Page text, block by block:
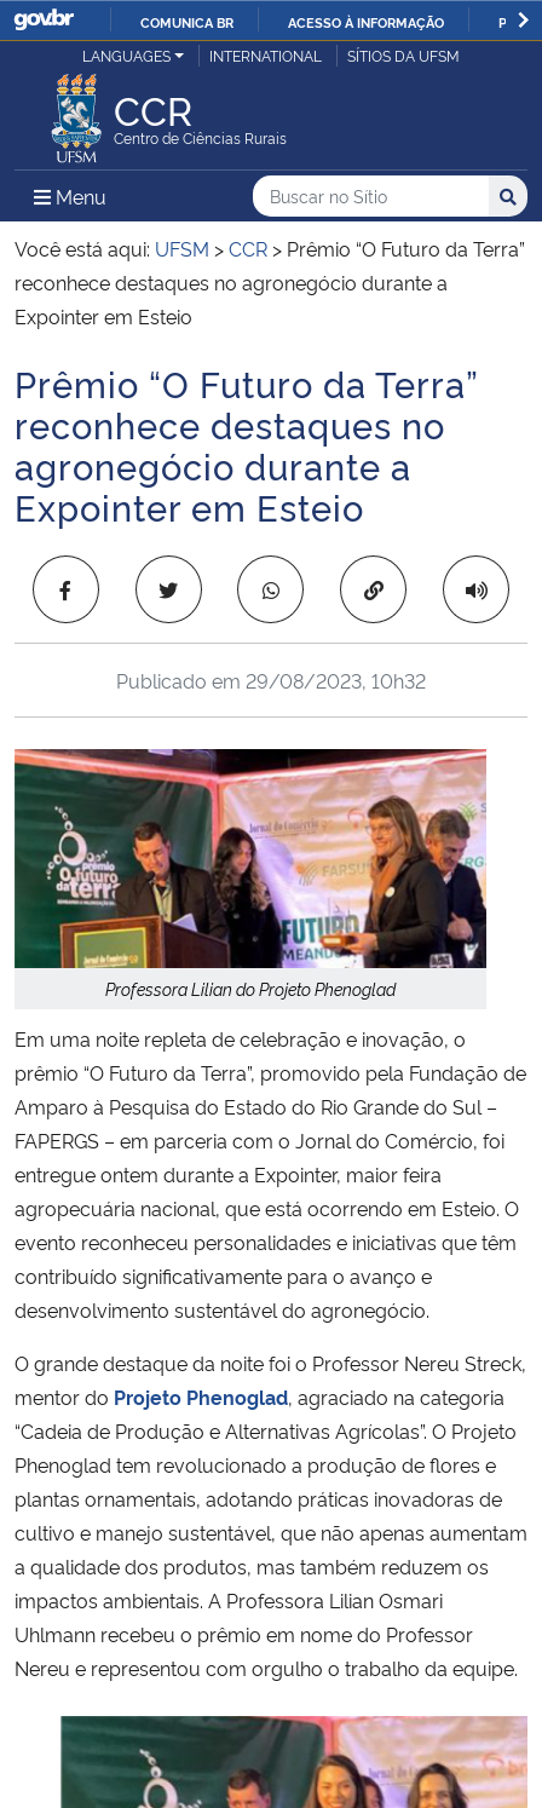
IR
COMUNICA BR ACESSO À INFORMAÇÃO
Ministério da Justiça e Segurança Pública
Ministério da Defesa
Ministério das Relações Exteriores
Ministério da Economia
Ministério da Infraestrutura
Ministério da Agricultura, Pecuária e Abastecimento
Ministério da Educação
Ministério da Cidadania
Ministério da Saúde
Ministério de Minas e Energia
Ministério da Ciência, Tecnologia, Inovações e Comunicações
Ministério do Meio Ambiente
Ministério do Turismo
Ministério do Desenvolvimento Regional
Ministério da Mulher, da Família e dos Direitos Humanos
Secretaria-Geral
Secretaria de Governo
Gabinete de Segurança Institucional
Banco Central do Brasil
Planalto
LANGUAGES INTERNATIONAL SÍTIOS DA UFSM
CCR
Centro de Ciências Rurais
Menu Menu Principal do Sítio
Busca
Buscar no no Sítio
Busca:
Você está aqui: UFSM >CCR > Prêmio “O Futuro da Terra”
reconhece destaques no agronegócio durante a
Expointer em Esteio
Início do conteúdo
Prêmio “O Futuro da Terra”
reconhece destaques no
agronegócio durante a
Expointer em Esteio
Copiar para área
Publicado em 29/08/2023, 10h32
Professora Lilian do Projeto Phenoglad
Em uma noite repleta de celebração e inovação, o
prêmio “O Futuro da Terra”, promovido pela Fundação de
Amparo à Pesquisa do Estado do Rio Grande do Sul –
FAPERGS – em parceria com o Jornal do Comércio, foi
entregue ontem durante a Expointer, maior feira
agropecuária nacional, que está ocorrendo em Esteio. O
evento reconheceu personalidades e iniciativas que têm
contribuído significativamente para o avanço e
desenvolvimento sustentável do agronegócio.
O grande destaque da noite foi o Professor Nereu Streck,
mentor do Projeto Phenoglad, agraciado na categoria
“Cadeia de Produção e Alternativas Agrícolas”. O Projeto
Phenoglad tem revolucionado a produção de flores e
plantas ornamentais, adotando práticas inovadoras de
cultivo e manejo sustentável, que não apenas aumentam
a qualidade dos produtos, mas também reduzem os
impactos ambientais. A Professora Lilian Osmari
Uhlmann recebeu o prêmio em nome do Professor
Nereu e representou com orgulho o trabalho da equipe.